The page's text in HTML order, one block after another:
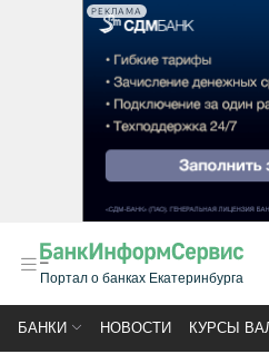
РЕКЛАМА
Портал о банках Екатеринбурга
БАНКИ НОВОСТИ КУРСЫ